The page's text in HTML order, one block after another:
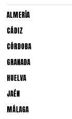
ALMERÍA
CÁDIZ
CÓRDOBA
GRANADA
HUELVA
JAÉN
MÁLAGA